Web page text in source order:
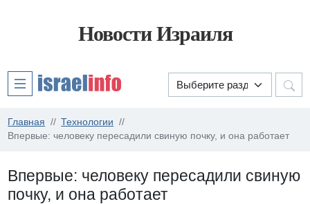
Новости Израиля
Главная
Технологии
Впервые: человеку пересадили свиную почку, и она работает
Впервые: человеку пересадили свиную
почку, и она работает